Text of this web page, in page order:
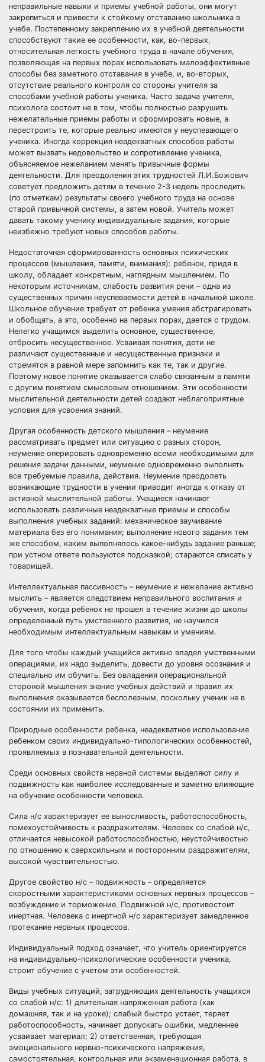
неправильные навыки и приемы учебной работы, они могут
закрепиться и привести к стойкому отставанию школьника в
учебе. Постепенному закреплению их в учебной деятельности
способствуют такие ее особенности, как, во-первых,
относительная легкость учебного труда в начале обучения,
позволяющая на первых порах использовать малоэффективные
способы без заметного отставания в учебе, и, во-вторых,
отсутствие реального контроля со стороны учителя за
способами учебной работы ученика. Часто задача учителя,
психолога состоит не в том, чтобы полностью разрушить
нежелательные приемы работы и сформировать новые, а
перестроить те, которые реально имеются у неуспевающего
ученика. Иногда коррекция неадекватных способов работы
может вызвать недовольство и сопротивление ученика,
объясняемое нежеланием менять привычные формы
деятельности. Для преодоления этих трудностей Л.И.Божович
советует предложить детям в течение 2-3 недель проследить
(по отметкам) результаты своего учебного труда на основе
старой привычной системы, а затем новой. Учитель может
давать такому ученику индивидуальные задания, которые
неизбежно требуют новых способов работы.
Недостаточная сформированность основных психических
процессов (мышления, памяти, внимания): ребенок, придя в
школу, обладает конкретным, наглядным мышлением. По
некоторым источникам, слабость развития речи – одна из
существенных причин неуспеваемости детей в начальной школе.
Школьное обучение требует от ребенка умения абстрагировать
и обобщать, а это, особенно на первых порах, дается с трудом.
Нелегко учащимся выделить основное, существенное,
отбросить несущественное. Усваивая понятия, дети не
различают существенные и несущественные признаки и
стремятся в равной мере запомнить как те, так и другие.
Поэтому новое понятие оказывается слабо связанным в памяти
с другим понятием смысловым отношением. Эти особенности
мыслительной деятельности детей создают неблагоприятные
условия для усвоения знаний.
Другая особенность детского мышления – неумение
рассматривать предмет или ситуацию с разных сторон,
неумение оперировать одновременно всеми необходимыми для
решения задачи данными, неумение одновременно выполнять
все требуемые правила, действия. Неумение преодолеть
возникающие трудности в учении приводит иногда к отказу от
активной мыслительной работы. Учащиеся начинают
использовать различные неадекватные приемы и способы
выполнения учебных заданий: механическое заучивание
материала без его понимания; выполнение нового задания тем
же способом, каким выполнялось какое-нибудь задание раньше;
при устном ответе пользуются подсказкой; стараются списать у
товарищей.
Интеллектуальная пассивность – неумение и нежелание активно
мыслить – является следствием неправильного воспитания и
обучения, когда ребенок не прошел в течение жизни до школы
определенный путь умственного развития, не научился
необходимым интеллектуальным навыкам и умениям.
Для того чтобы каждый учащийся активно владел умственными
операциями, их надо выделить, довести до уровня осознания и
специально им обучить. Без овладения операциональной
стороной мышления знание учебных действий и правил их
выполнения оказывается бесполезным, поскольку ученик не в
состоянии их применить.
Природные особенности ребенка, неадекватное использование
ребенком своих индивидуально-типологических особенностей,
проявляемых в познавательной деятельности.
Среди основных свойств нервной системы выделяют силу и
подвижность как наиболее исследованные и заметно влияющие
на обучение особенности человека.
Сила н/с характеризует ее выносливость, работоспособность,
помехоустойчивость к раздражителям. Человек со слабой н/с,
отличается невысокой работоспособностью, неустойчивостью
по отношению к сверхсильным и посторонним раздражителям,
высокой чувствительностью.
Другое свойство н/с – подвижность – определяется
скоростными характеристиками основных нервных процессов –
возбуждение и торможение. Подвижной н/с, противостоит
инертная. Человека с инертной н/с характеризует замедленное
протекание нервных процессов.
Индивидуальный подход означает, что учитель ориентируется
на индивидуально-психологические особенности ученика,
строит обучение с учетом эти особенностей.
Виды учебных ситуаций, затрудняющих деятельность учащихся
со слабой н/с: 1) длительная напряженная работа (как
домашняя, так и на уроке); слабый быстро устает, теряет
работоспособность, начинает допускать ошибки, медленнее
усваивает материал; 2) ответственная, требующая
эмоционального нервно-психического напряжения,
самостоятельная, контрольная или экзаменационная работа, в